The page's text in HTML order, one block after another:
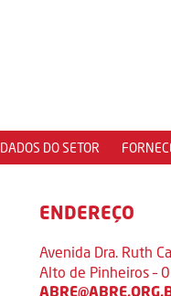
DADOS DO SETOR
ENDEREÇO
Avenida Dra. Ruth
Alto de Pinheiros –